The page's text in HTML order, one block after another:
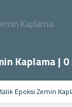
Kaplama |
Epoksi Zemin